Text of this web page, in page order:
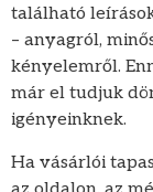
található
– anyagról,
kényelemről.
már el tudjuk
igényeinknek.
Ha vásárlói